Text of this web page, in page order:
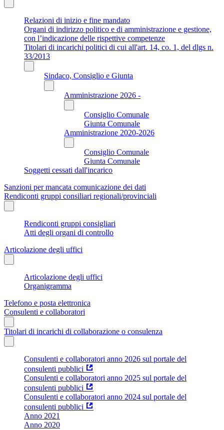
Relazioni di inizio e fine mandato
Organi di indirizzo politico e di amministrazione e gestione,
con l’indicazione delle rispettive competenze
Titolari di incarichi politici di cui all'art. 14, co. 1, del dlgs n.
33/2013
Sindaco, Consiglio e Giunta
Amministrazione 2026 -
Consiglio Comunale
Giunta Comunale
Amministrazione 2020-2026
Consiglio Comunale
Giunta Comunale
Soggetti cessati dall'incarico
Sanzioni per mancata comunicazione dei dati
Rendiconti gruppi consiliari regionali/provinciali
Rendiconti gruppi consigliari
Atti degli organi di controllo
Articolazione degli uffici
Articolazione degli uffici
Organigramma
Telefono e posta elettronica
Consulenti e collaboratori
Titolari di incarichi di collaborazione o consulenza
Consulenti e collaboratori anno 2026 sul portale del
consulenti pubblici
Consulenti e collaboratori anno 2025 sul portale del
consulenti pubblici
Consulenti e collaboratori anno 2024 sul portale del
consulenti pubblici
Anno 2021
Anno 2020